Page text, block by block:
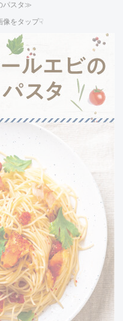
パスタ≫
像をタップ☟